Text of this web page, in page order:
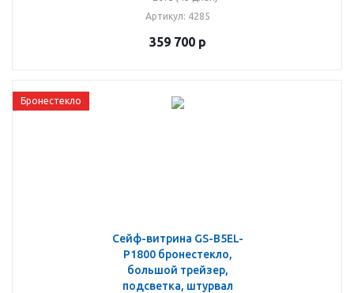
Артикул: 4285
359 700р
Бронестекло
Сейф-витрина GS-B5EL-
P1800 бронестекло,
большой трейзер,
подсветка, штурвал